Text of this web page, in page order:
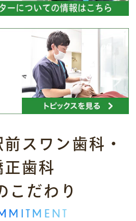
院長不在のため、一部診
います）
かけいたしますが、何卒
知らせ】
休診となります。
通りの15:00～19:00と
スワン歯科・
正歯科
こだわり